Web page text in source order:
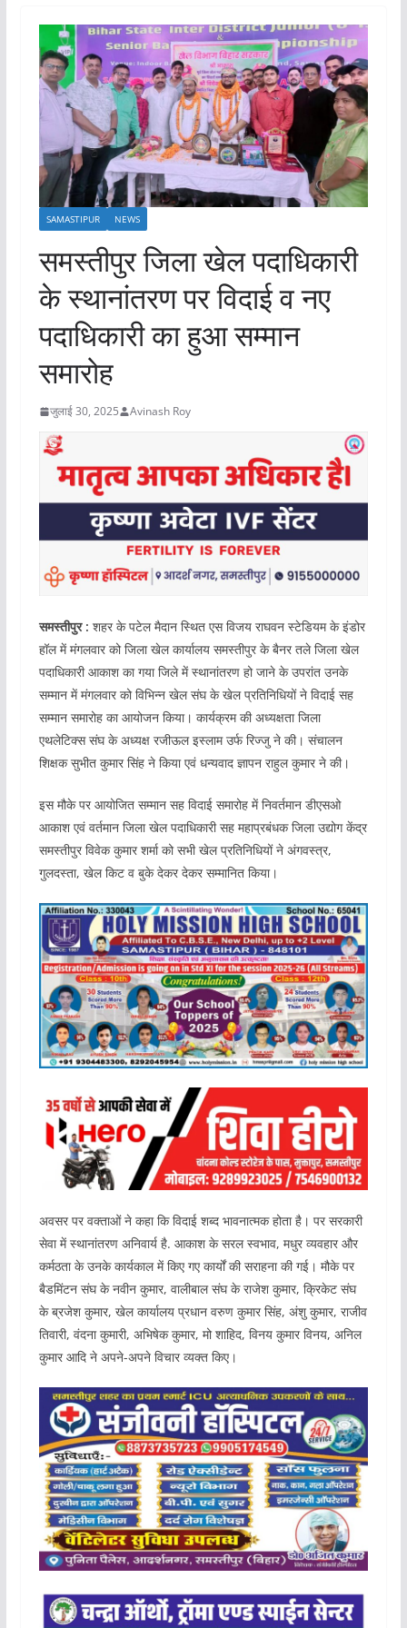
SAMASTIPUR NEWS
समस्तीपुर जिला खेल पदाधिकारी
के स्थानांतरण पर विदाई व नए
पदाधिकारी का हुआ सम्मान
समारोह
जुलाई 30, 2025 Avinash Roy
समस्तीपुर : शहर के पटेल मैदान स्थित एस विजय राघवन स्टेडियम के इंडोर
हॉल में मंगलवार को जिला खेल कार्यालय समस्तीपुर के बैनर तले जिला खेल
पदाधिकारी आकाश का गया जिले में स्थानांतरण हो जाने के उपरांत उनके
सम्मान में मंगलवार को विभिन्न खेल संघ के खेल प्रतिनिधियों ने विदाई सह
सम्मान समारोह का आयोजन किया। कार्यक्रम की अध्यक्षता जिला
एथलेटिक्स संघ के अध्यक्ष रजीऊल इस्लाम उर्फ रिज्जु ने की। संचालन
शिक्षक सुभीत कुमार सिंह ने किया एवं धन्यवाद ज्ञापन राहुल कुमार ने की।
इस मौके पर आयोजित सम्मान सह विदाई समारोह में निवर्तमान डीएसओ
आकाश एवं वर्तमान जिला खेल पदाधिकारी सह महाप्रबंधक जिला उद्योग केंद्र
समस्तीपुर विवेक कुमार शर्मा को सभी खेल प्रतिनिधियों ने अंगवस्त्र,
गुलदस्ता, खेल किट व बुके देकर देकर सम्मानित किया।
अवसर पर वक्ताओं ने कहा कि विदाई शब्द भावनात्मक होता है। पर सरकारी
सेवा में स्थानांतरण अनिवार्य है. आकाश के सरल स्वभाव, मधुर व्यवहार और
कर्मठता के उनके कार्यकाल में किए गए कार्यों की सराहना की गई। मौके पर
बैडमिंटन संघ के नवीन कुमार, वालीबाल संघ के राजेश कुमार, क्रिकेट संघ
के ब्रजेश कुमार, खेल कार्यालय प्रधान वरुण कुमार सिंह, अंशु कुमार, राजीव
तिवारी, वंदना कुमारी, अभिषेक कुमार, मो शाहिद, विनय कुमार विनय, अनिल
कुमार आदि ने अपने-अपने विचार व्यक्त किए।